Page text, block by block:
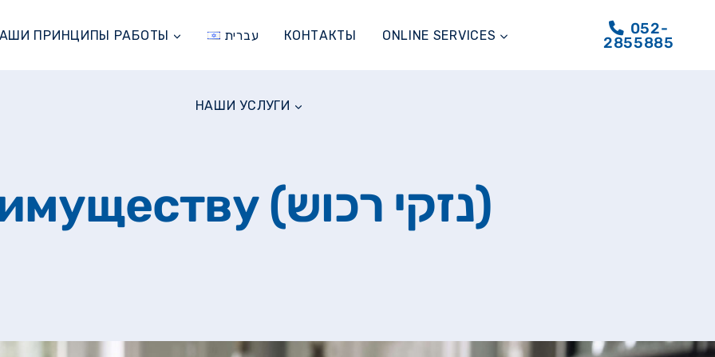
ПРИНЦИПЫ РАБОТЫ עברית КОНТАКТЫ ONLINE SERVICES
НАШИ УСЛУГИ
052-
2855885
Вред имуществу (נזקי רכוש)